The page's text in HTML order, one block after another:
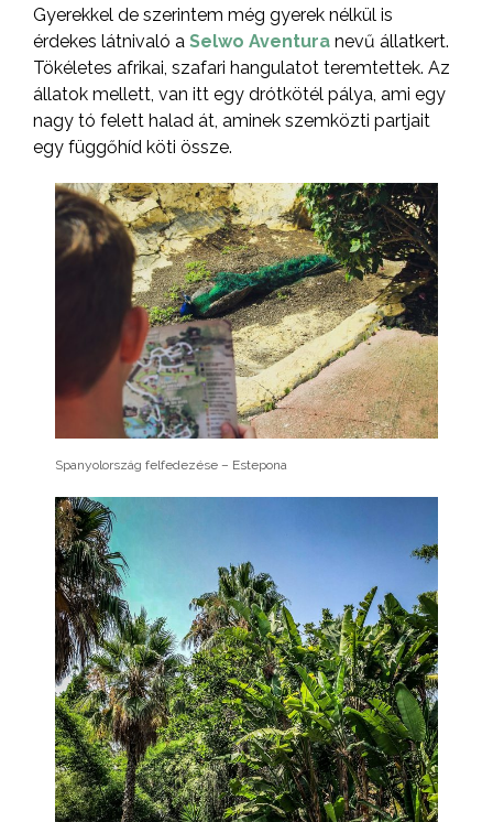
Gyerekkel de szerintem még gyerek nélkül is
érdekes látnivaló a Selwo Aventura nevű állatkert.
Tökéletes afrikai, szafari hangulatot teremtettek. Az
állatok mellett, van itt egy drótkötél pálya, ami egy
nagy tó felett halad át, aminek szemközti partjait
egy függőhíd köti össze.
Spanyolország felfedezése – Estepona